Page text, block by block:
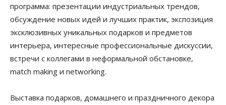
программа: презентации индустриальных трендов,
обсуждение новых идей и лучших практик, экспозиция
эксклюзивных уникальных подарков и предметов
интерьера, интересные профессиональные дискуссии,
встречи с коллегами в неформальной обстановке,
matсh making и networking.
Выставка подарков, домашнего и праздничного декора